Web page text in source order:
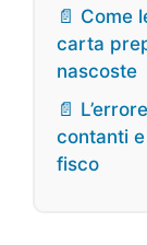
📄 Come
carta
nascoste
📄
contanti
fisco